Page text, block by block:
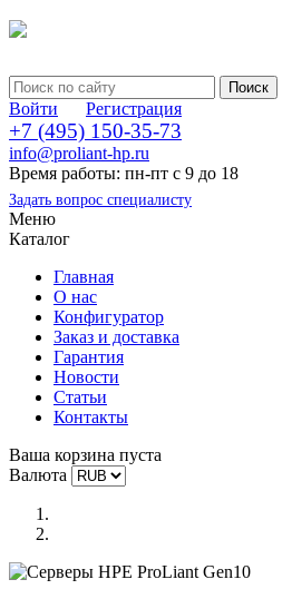
Войти Регистрация
+7 (495) 150-35-73
info@proliant-hp.ru
Время работы: пн-пт с 9 до 18
Задать вопрос специалисту
Меню
Каталог
Главная
О нас
Конфигуратор
Заказ и доставка
Гарантия
Новости
Статьи
Контакты
Ваша корзина пуста
Валюта